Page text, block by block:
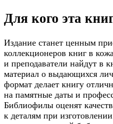
Для кого эта
Издание станет ценным
коллекционеров книг в
и преподаватели найдут в
материал о выдающихся
формат делает книгу
на памятные даты и
Библиофилы оценят
к деталям при